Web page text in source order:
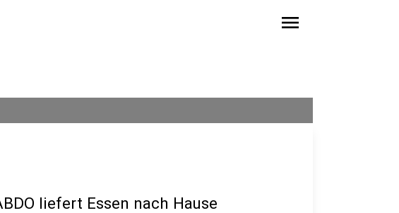
menu
liefert Essen nach Hause